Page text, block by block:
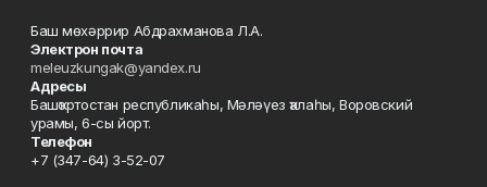
Баш мөхәррир Абдрахманова Л.А.
Электрон почта
meleuzkungak@yandex.ru
Адресы
Башҡортостан республикаһы, Мәләүез ҡалаһы, Воровский
урамы, 6-сы йорт.
Телефон
+7 (347-64) 3-52-07